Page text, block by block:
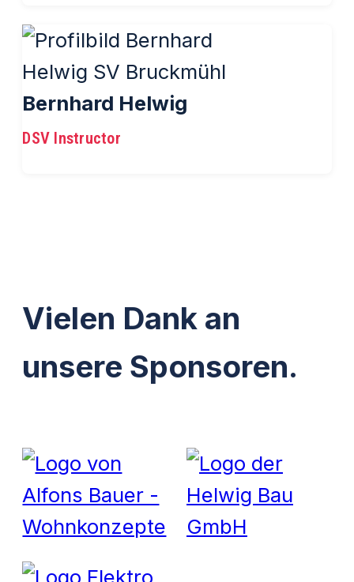
Bernhard Helwig
DSV Instructor
Vielen Dank an
unsere Sponsoren.